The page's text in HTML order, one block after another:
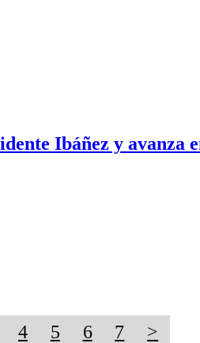
Ibáñez y avanza
4 5 6 7 >